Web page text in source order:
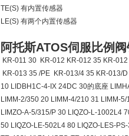
TE(S) 有内置传感器
LE(S) 有两个内置传感器
阿托斯ATOS伺服比例
KR-011 30 KR-012 KR-012 35 KR-
KR-013 35 /PE KR-013/4 35 KR-013/
10 LIDBH1C-4-IX 24DC 30的底座
LIMM-2/350 20 LIMM-4/210 31 LIMM-
LIMZO-A-5/315/P 30 LIQZO-L-1002L4
50 LIQZO-LE-502L4 80 LIQZO-LES-